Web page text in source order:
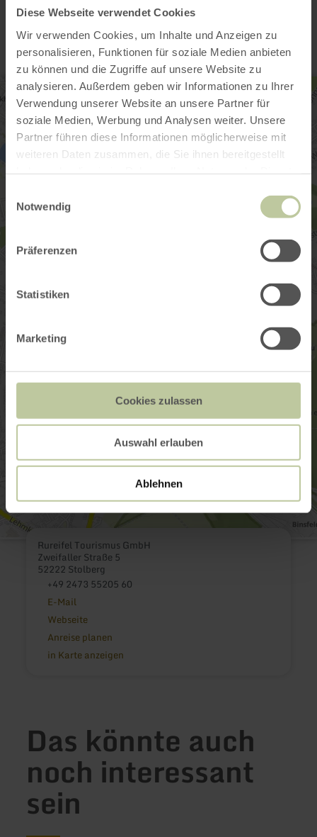
Diese Webseite verwendet Cookies
Wir verwenden Cookies, um Inhalte und Anzeigen zu
personalisieren, Funktionen für soziale Medien anbieten
zu können und die Zugriffe auf unsere Website zu
analysieren. Außerdem geben wir Informationen zu Ihrer
Verwendung unserer Website an unsere Partner für
soziale Medien, Werbung und Analysen weiter. Unsere
Partner führen diese Informationen möglicherweise mit
weiteren Daten zusammen, die Sie ihnen bereitgestellt
Notwendig
Präferenzen
Statistiken
Marketing
Cookies zulassen
Auswahl erlauben
Ablehnen
Kontakt
Rureifel Tourismus GmbH
Zweifaller Straße 5
52222 Stolberg
+49 2473 55205 60
E-Mail
Webseite
Anreise planen
in Karte anzeigen
Das könnte auch
noch interessant
sein